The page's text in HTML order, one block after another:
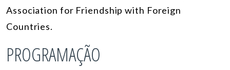
Association for Friendship with Foreign
Countries.
PROGRAMAÇÃO